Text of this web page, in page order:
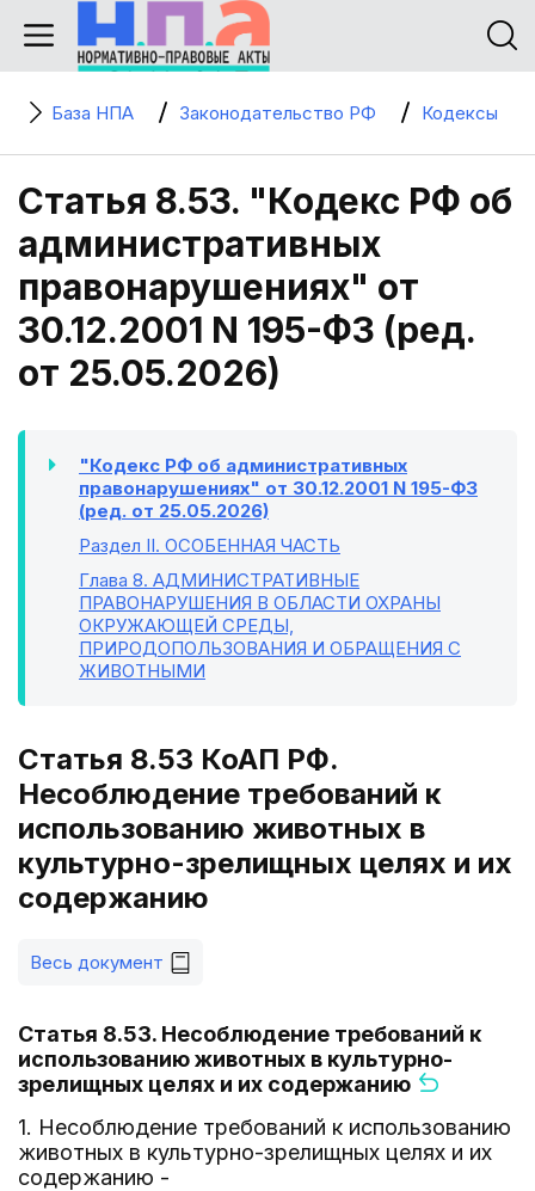
База НПА Законодательство РФ Кодексы
Статья 8.53. "Кодекс РФ об
административных
правонарушениях" от
30.12.2001 N 195-ФЗ (ред.
от 25.05.2026)
"Кодекс РФ об административных
правонарушениях" от 30.12.2001 N 195-ФЗ
(ред. от 25.05.2026)
Раздел II. ОСОБЕННАЯ ЧАСТЬ
Глава 8. АДМИНИСТРАТИВНЫЕ
ПРАВОНАРУШЕНИЯ В ОБЛАСТИ ОХРАНЫ
ОКРУЖАЮЩЕЙ СРЕДЫ,
ПРИРОДОПОЛЬЗОВАНИЯ И ОБРАЩЕНИЯ С
ЖИВОТНЫМИ
Статья 8.53 КоАП РФ.
Несоблюдение требований к
использованию животных в
культурно-зрелищных целях и их
содержанию
Весь документ
Статья 8.53. Несоблюдение требований к
использованию животных в культурно-
зрелищных целях и их содержанию
1. Несоблюдение требований к использованию
животных в культурно-зрелищных целях и их
содержанию -